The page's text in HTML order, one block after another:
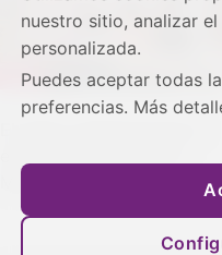
nuestro sitio, analizar
personalizada.
Puedes aceptar todas
preferencias. Más